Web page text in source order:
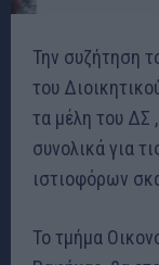
Την συζήτηση
του
τα μέλη του ΔΣ
συνολικά για
ιστιοφόρων
Το τμήμα